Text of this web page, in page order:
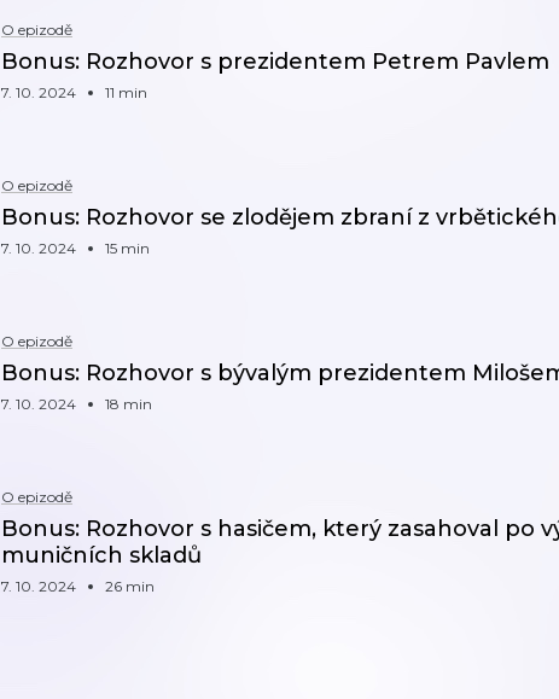
O epizodě
Bonus: Rozhovor s prezidentem Petrem Pavlem
7. 10. 2024 11 min
O epizodě
Bonus: Rozhovor se zlodějem zbraní z
7. 10. 2024 15 min
O epizodě
Bonus: Rozhovor s bývalým prezidentem
7. 10. 2024 18 min
O epizodě
Bonus: Rozhovor s hasičem, který zasahoval po
muničních skladů
7. 10. 2024 26 min